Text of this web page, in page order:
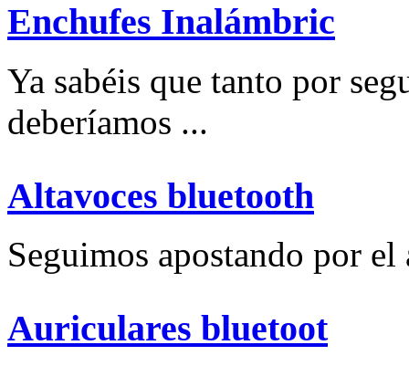
Enchufes Inalámbric
Ya sabéis que tanto por
deberíamos ...
Altavoces bluetooth
Seguimos apostando por
Auriculares bluetoot